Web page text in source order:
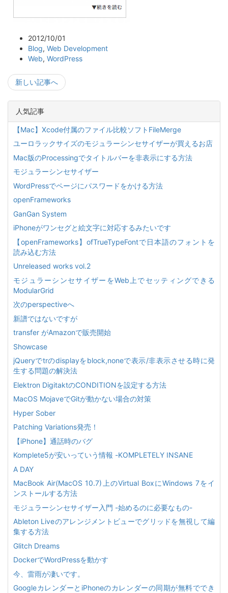
2012/10/01
Blog, Web Development
Web, WordPress
新しい記事へ
人気記事
【Mac】Xcode付属のファイル比較ソフトFileMerge
ユーロラックサイズのモジュラーシンセサイザーが買えるお店
Mac版のProcessingでタイトルバーを非表示にする方法
モジュラーシンセサイザー
WordPressでページにパスワードをかける方法
openFrameworks
GanGan System
iPhoneがワンセグと絵文字に対応するみたいです
【openFrameworks】ofTrueTypeFontで日本語のフォントを
読み込む方法
Unreleased works vol.2
モジュラーシンセサイザーをWeb上でセッティングできる
ModularGrid
次のperspectiveへ
新譜ではないですが
transfer がAmazonで販売開始
Showcase
jQueryでtrのdisplayをblock,noneで表示/非表示させる時に発
生する問題の解決法
Elektron DigitaktのCONDITIONを設定する方法
MacOS MojaveでGitが動かない場合の対策
Hyper Sober
Patching Variations発売！
【iPhone】通話時のバグ
Komplete5が安いっていう情報 -KOMPLETELY INSANE
A DAY
MacBook Air(MacOS 10.7)上のVirtual BoxにWindows 7をイ
ンストールする方法
モジュラーシンセサイザー入門 -始めるのに必要なもの-
Ableton Liveのアレンジメントビューでグリッドを無視して編
集する方法
Glitch Dreams
DockerでWordPressを動かす
今、雷雨が凄いです。
GoogleカレンダーとiPhoneのカレンダーの同期が無料ででき